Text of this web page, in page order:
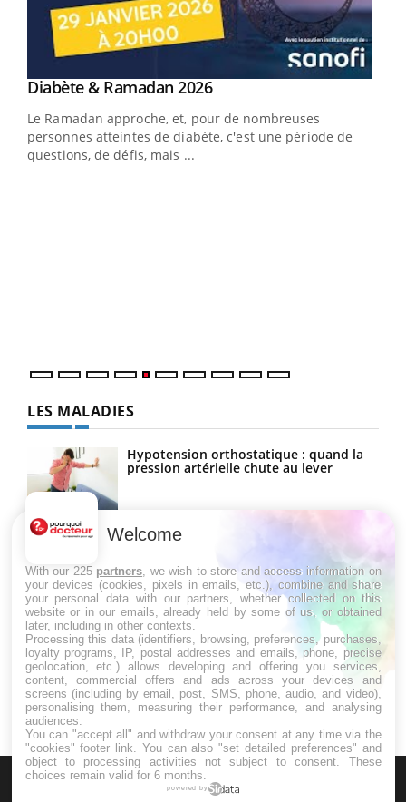
Youtube
Diabète & Ramadan 2026Youtube
Le Ramadan approche, et, pour de nombreuses
personnes atteintes de diabète, c'est une période de
questions, de défis, mais ...
LES MALADIES
Hypotension orthostatique : quand la
pression artérielle chute au lever
Drépanocytose : une déformation des
Maladie de Charcot (Sclérose latérale
amyotrophique)
Welcome
With our 225 partners , we wish to store and access information on
your devices (cookies, pixels in emails, etc.), combine and share
your personal data with our partners, whether collected on this
website or in our emails, already held by some of us, or obtained
later, including in other contexts.
Processing this data (identifiers, browsing, preferences, purchases,
loyalty programs, IP, postal addresses and emails, phone, precise
geolocation, etc.) allows developing and offering you services,
content, commercial offers and ads across your devices and
screens (including by email, post, SMS, phone, audio, and video),
personalising them, measuring their performance, and analysing
audiences.
You can "accept all" and withdraw your consent at any time via the
"cookies" footer link . You can also "set detailed preferences" and
object to processing activities not subject to consent. These
choices remain valid for 6 months.
powered by